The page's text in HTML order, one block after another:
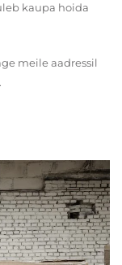
kaupa hoida
meile aadressil